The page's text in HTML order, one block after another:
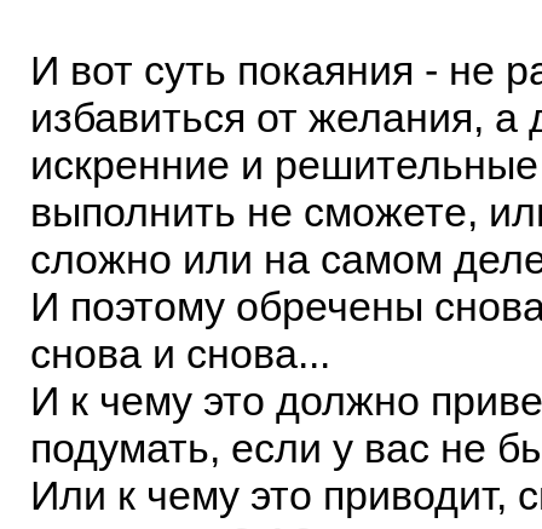
И вот суть покаяния - не
избавиться от желания, а
искренние и
выполнить не сможете,
сложно или на самом
И поэтому обречены
снова и снова...
И к чему это должно
подумать, если у вас не
Или к чему это приводит,